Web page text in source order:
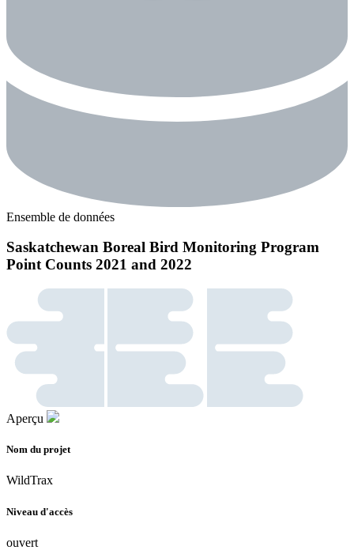
Ensemble de données
Saskatchewan Boreal Bird Monitoring Program
Point Counts 2021 and 2022
Aperçu
Nom du projet
WildTrax
Niveau d'accès
ouvert